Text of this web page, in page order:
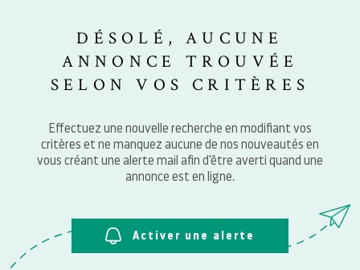
NOTRE
DÉSOLÉ, AUCUNE
ANNONCE TROUVÉE
SELON VOS CRITÈRES
Effectuez une nouvelle recherche en modifiant vos
critères et ne manquez aucune de nos nouveautés en
vous créant une alerte mail afin d'être averti quand une
annonce est en ligne.
Activer une alerte
Pièces
PIÈCES
RECHERCHER